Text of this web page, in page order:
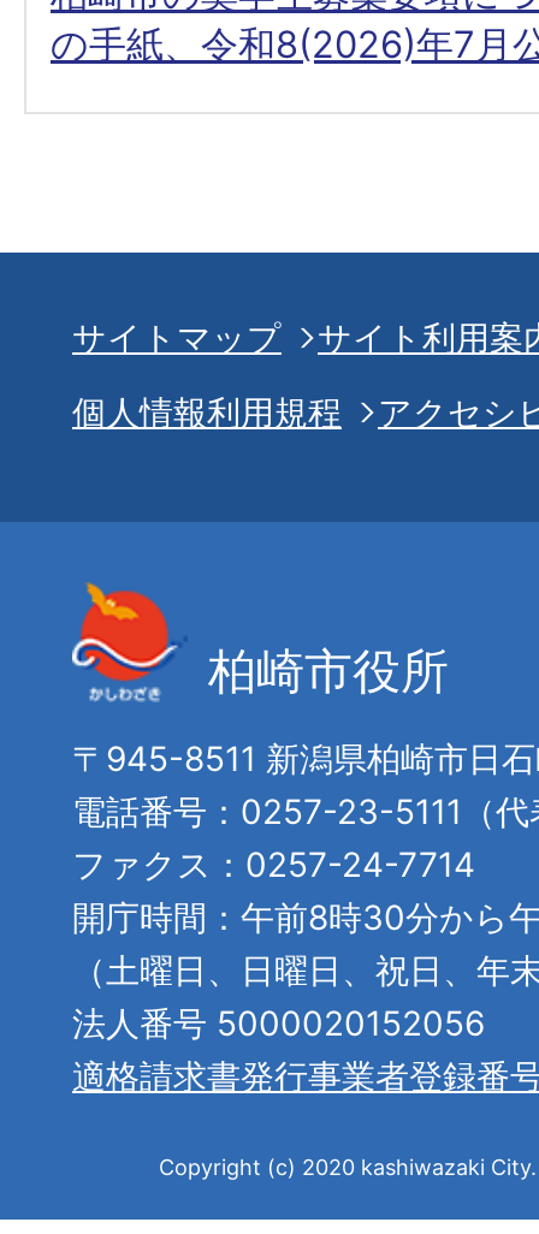
の手紙、令和8(2026)年7月
サイトマップ
サイト利用案
個人情報利用規程
アクセシ
柏崎市役所
〒945-8511 新潟県柏崎市日
電話番号：0257-23-5111（代
ファクス：0257-24-7714
開庁時間：午前8時30分から
（土曜日、日曜日、祝日、年
法人番号 5000020152056
適格請求書発行事業者登録番
Copyright (c) 2020 kashiwazaki